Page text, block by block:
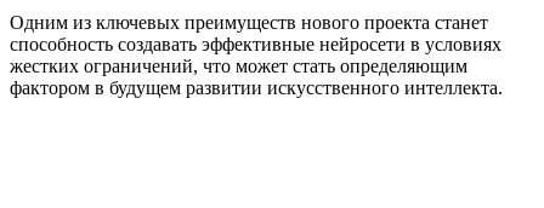
Одним из ключевых преимуществ нового проекта станет
способность создавать эффективные нейросети в условиях
жестких ограничений, что может стать определяющим
фактором в будущем развитии искусственного интеллекта.